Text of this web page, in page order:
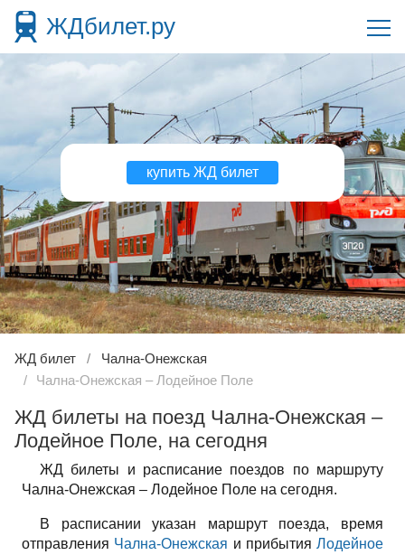
ЖДбилет.ру
купить ЖД билет
ЖД билет
Чална-Онежская
Чална-Онежская – Лодейное Поле
ЖД билеты на поезд Чална-Онежская –
Лодейное Поле, на сегодня
ЖД билеты и расписание поездов по маршруту
Чална-Онежская – Лодейное Поле на сегодня.
В расписании указан маршрут поезда, время
отправления Чална-Онежская и прибытия Лодейное